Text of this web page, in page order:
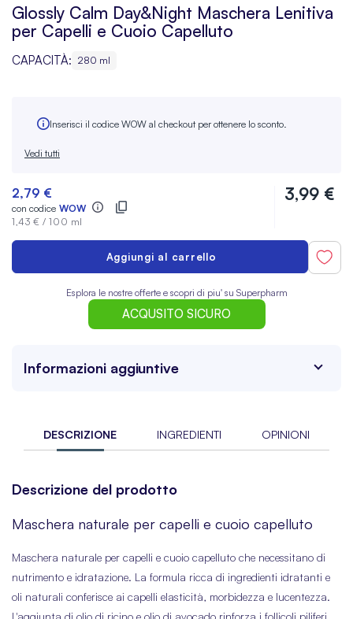
Glossly Calm Day&Night Maschera Lenitiva
per Capelli e Cuoio Capelluto
CAPACITÀ: 280 ml
Inserisci il codice WOW al checkout per ottenere lo sconto.
Vedi tutti
2,79 €
con codice WOW
1,43 € /100 ml
3,99 €
Aggiungi al carrello
Esplora le nostre offerte e scopri di piu' su Superpharm
ACQUSITO SICURO
DESCRIZIONE INGREDIENTI OPINIONI
Descrizione del prodotto
Maschera naturale per capelli e cuoio capelluto
Maschera naturale per capelli e cuoio capelluto che necessitano di
nutrimento e idratazione. La formula ricca di ingredienti idratanti e
oli naturali conferisce ai capelli elasticità, morbidezza e lucentezza.
L'aggiunta di olio di ricino e olio di avocado rinforza i follicoli piliferi,
Informazioni aggiuntive